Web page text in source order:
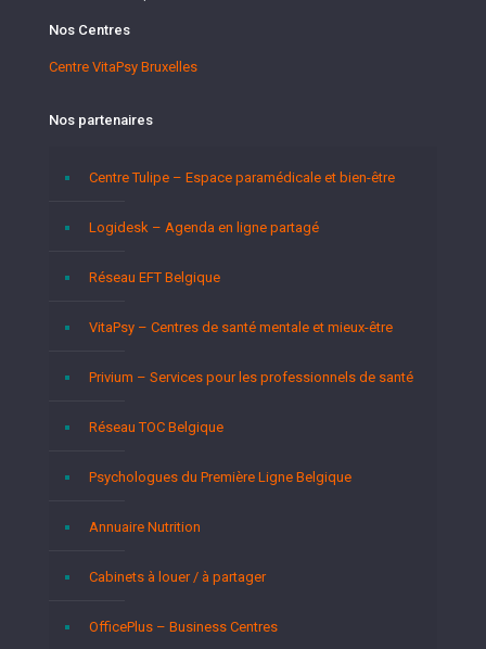
Nos Centres
Centre VitaPsy Bruxelles
Nos partenaires
Centre Tulipe – Espace paramédicale et bien-être
Logidesk – Agenda en ligne partagé
Réseau EFT Belgique
VitaPsy – Centres de santé mentale et mieux-être
Privium – Services pour les professionnels de santé
Réseau TOC Belgique
Psychologues du Première Ligne Belgique
Annuaire Nutrition
Cabinets à louer / à partager
OfficePlus – Business Centres